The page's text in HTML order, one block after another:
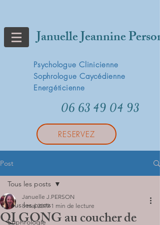
Januelle Jeannine Person
Psychologue Clinicienne
Sophrologue Caycédienne
Energéticienne
06 63 49 04 93
RESERVEZ
Post
Tous les posts
Sophrologie
Tous les posts
QI GONG au coucher de
Januelle J.PERSON
8 mai 2019 1 min de lecture